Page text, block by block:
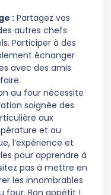
:Partagez vos
autres chefs
Participer à des
échanger
avec des amis
au four nécessite
soignée des
aux
et au
l’expérience et
pour apprendre à
pas à mettre en
les innombrables